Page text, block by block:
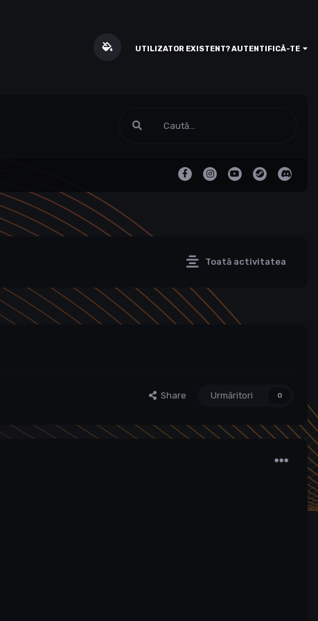
UTILIZATOR EXISTENT? AUTENTIFICĂ-TE
Toată activitatea
Share Urmăritori 0